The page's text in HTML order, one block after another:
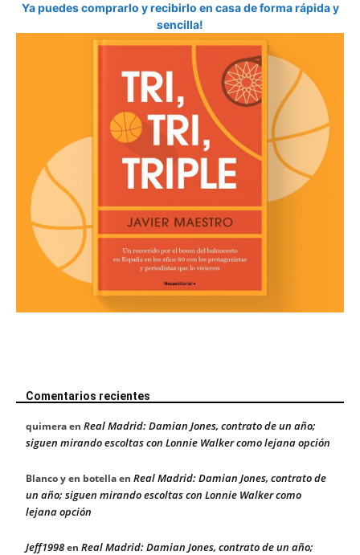
Ya puedes comprarlo y recibirlo en casa de forma rápida y
sencilla!
Comentarios recientes
quimeraen Real Madrid: Damian Jones, contrato de un año;
siguen mirando escoltas con Lonnie Walker como lejana opción
Blanco y en botellaen Real Madrid: Damian Jones, contrato de
un año; siguen mirando escoltas con Lonnie Walker como
lejana opción
Jeff1998en Real Madrid: Damian Jones, contrato de un año;